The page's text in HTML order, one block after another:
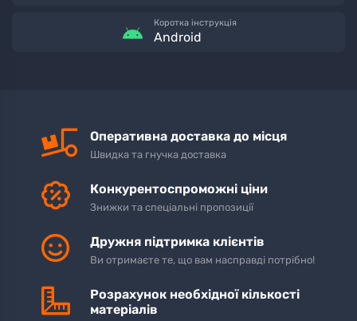
Коротка інструкція
Android
Оперативна доставка до місця
Швидка та гнучка доставка
Конкурентоспроможні ціни
Знижки та спеціальні пропозиції
Дружня підтримка клієнтів
Ви отримаєте те, що вам насправді потрібно!
Розрахунок необхідної кількості
матеріалів